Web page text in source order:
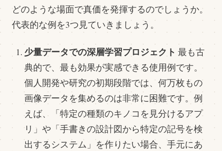
どのような場面で真価を発揮するのでしょうか。
代表的な例を3つ見ていきましょう。
少量データでの深層学習プロジェクト 最も古
典的で、最も効果が実感できる使用例です。
個人開発や研究の初期段階では、何万枚もの
画像データを集めるのは非常に困難です。例
えば、「特定の種類のキノコを見分けるアプ
リ」や「手書きの設計図から特定の記号を検
出するシステム」を作りたい場合、手元にあ